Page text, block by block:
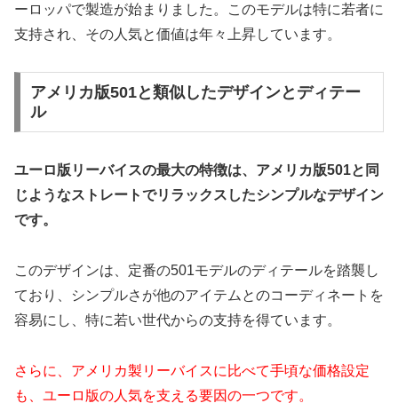
ーロッパで製造が始まりました。このモデルは特に若者に
支持され、その人気と価値は年々上昇しています。
アメリカ版501と類似したデザインとディテー
ル
ユーロ版リーバイスの最大の特徴は、アメリカ版501と同
じようなストレートでリラックスしたシンプルなデザイン
です。
このデザインは、定番の501モデルのディテールを踏襲し
ており、シンプルさが他のアイテムとのコーディネートを
容易にし、特に若い世代からの支持を得ています。
さらに、アメリカ製リーバイスに比べて手頃な価格設定
も、ユーロ版の人気を支える要因の一つです。